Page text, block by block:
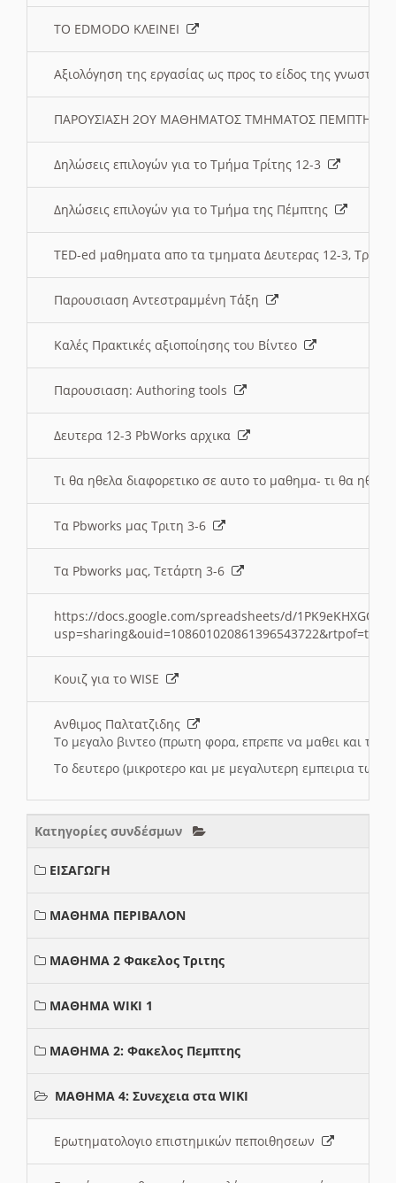
ΤΟ EDMODO ΚΛΕΙΝΕΙ
Αξιολόγηση της εργασίας ως προς το είδος της
ΠΑΡΟΥΣΙΑΣΗ 2ΟΥ ΜΑΘΗΜΑΤΟΣ ΤΜΗΜΑΤΟΣ
Δηλώσεις επιλογών για το Τμήμα Τρίτης 12-3
Δηλώσεις επιλογών για το Τμήμα της Πέμπτης
TED-ed μαθηματα απο τα τμηματα Δευτερας 12-3,
Παρουσιαση Αντεστραμμένη Τάξη
Καλές Πρακτικές αξιοποίησης του Βίντεο
Παρουσιαση: Authoring tools
Δευτερα 12-3 PbWorks αρχικα
Τι θα ηθελα διαφορετικο σε αυτο το μαθημα- τι θα
Τα Pbworks μας Τριτη 3-6
Τα Pbworks μας, Τετάρτη 3-6
https://docs.google.com/spreadsheets/d/
Κουιζ για το WISE
Ανθιμος Παλτατζιδης
Το μεγαλο βιντεο (πρωτη φορα, επρεπε να μαθει και το
Το δευτερο (μικροτερο και με μεγαλυτερη εμπειρια
Κατηγορίες συνδέσμων
ΕΙΣΑΓΩΓΗ
ΜΑΘΗΜΑ ΠΕΡΙΒΑΛΟΝ
ΜΑΘΗΜΑ 2 Φακελος Τριτης
ΜΑΘΗΜΑ WIKI 1
ΜΑΘΗΜΑ 2: Φακελος Πεμπτης
ΜΑΘΗΜΑ 4: Συνεχεια στα WIKI
Ερωτηματολογιο επιστημικών πεποιθησεων